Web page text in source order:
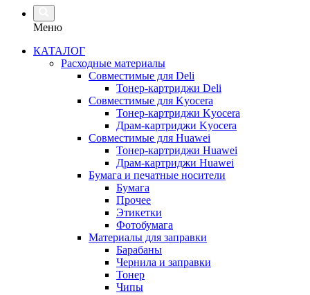
Меню
КАТАЛОГ
Расходные материалы
Совместимые для Deli
Тонер-картриджи Deli
Совместимые для Kyocera
Тонер-картриджи Kyocera
Драм-картриджи Kyocera
Совместимые для Huawei
Тонер-картриджи Huawei
Драм-картриджи Huawei
Бумага и печатные носители
Бумага
Прочее
Этикетки
Фотобумага
Материалы для заправки
Барабаны
Чернила и заправки
Тонер
Чипы